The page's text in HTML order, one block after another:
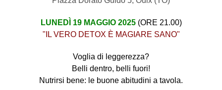
LUNEDÌ 19 MAGGIO 2025 (ORE 21.00)
"IL VERO DETOX È MAGIARE SANO"
Voglia di leggerezza?
Belli dentro, belli fuori!
Nutrirsi bene: le buone abitudini a tavola.